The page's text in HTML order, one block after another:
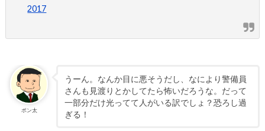
2017
ポン太
うーん。なんか目に悪そうだし、なにより警備員
さんも見渡りとかしてたら怖いだろうな。だって
一部分だけ光ってて人がいる訳でしょ？恐ろし過
ぎる！